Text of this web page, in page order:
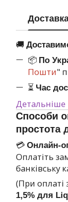
🚚
📦 По
Пошти"
⏳ Час
Детальніше
Способи
простота
💳 Онлайн-
Оплатіть
банківську
(При оплаті
1,5% для